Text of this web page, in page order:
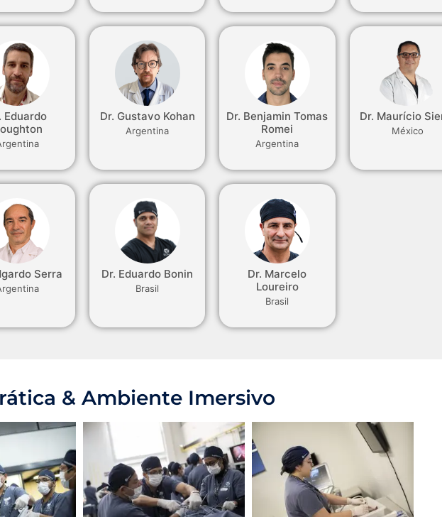
Eduardo
Dr. Gustavo Kohan
Argentina
Dr. Benjamin Tomas
Romei
Argentina
Dr. Maurício
México
Serra Dr. Eduardo Bonin
Brasil
Dr. Marcelo
Loureiro
Brasil
& Ambiente Imersivo